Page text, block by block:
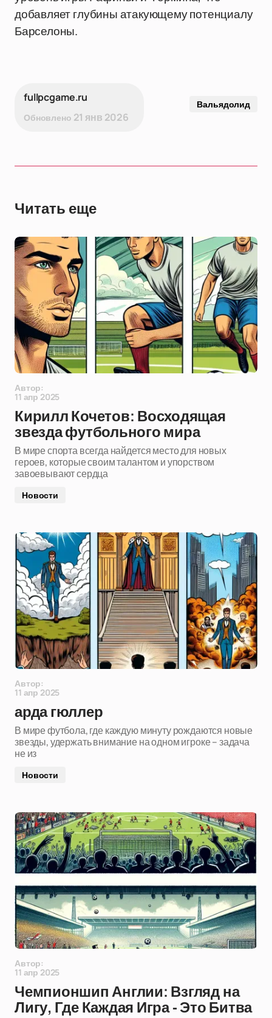
добавляет глубины атакующему потенциалу
Барселоны.
fullpcgame.ru
Обновлено 21 янв 2026
Вальядолид
Читать еще
Автор:
11 апр 2025
Кирилл Кочетов: Восходящая
звезда футбольного мира
В мире спорта всегда найдется место для новых
героев, которые своим талантом и упорством
завоевывают сердца
Новости
Автор:
11 апр 2025
арда гюллер
В мире футбола, где каждую минуту рождаются новые
звезды, удержать внимание на одном игроке – задача
не из
Новости
Автор:
11 апр 2025
Чемпионшип Англии: Взгляд на
Лигу, Где Каждая Игра - Это Битва